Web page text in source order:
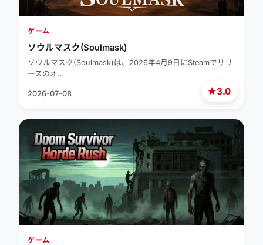
★3.0
ゲーム
ソウルマスク(Soulmask)
ソウルマスク(Soulmask)は、2026年4月9日にSteamでリリ
ースのオ…
2026-07-08
ゲーム